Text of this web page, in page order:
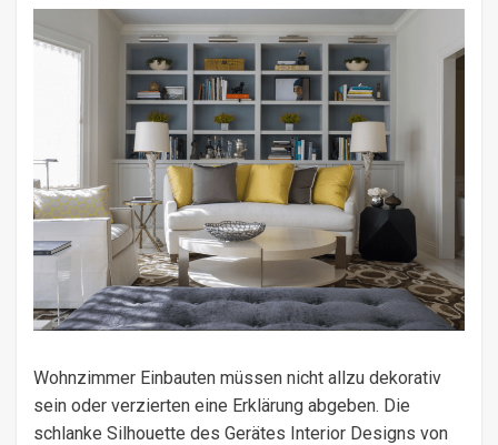
Wohnzimmer Einbauten müssen nicht allzu dekorativ
sein oder verzierten eine Erklärung abgeben. Die
schlanke Silhouette des Gerätes Interior Designs von